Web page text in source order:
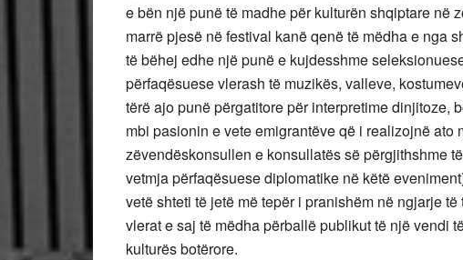
e bën një punë të madhe për kulturën shqiptare në
marrë pjesë në festival kanë qenë të mëdha e nga
të bëhej edhe një punë e kujdesshme
përfaqësuese vlerash të muzikës, valleve,
tërë ajo punë përgatitore për interpretime dinjitoze,
mbi pasionin e vete emigrantëve që i realizojnë ato
zëvendëskonsullen e konsullatës së përgjithshme
vetmja përfaqësuese diplomatike në këtë
vetë shteti të jetë më tepër i pranishëm në ngjarje
vlerat e saj të mëdha përballë publikut të një vendi
kulturës botërore.